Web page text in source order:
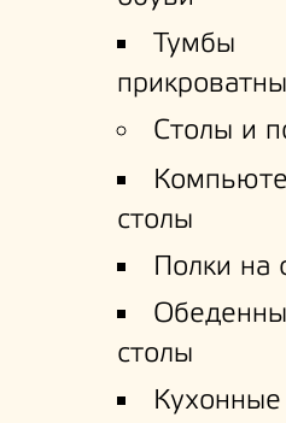
Тумбы
Столы и
столы
Полки на
столы
Кухонные